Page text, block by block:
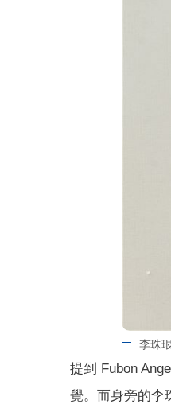
李珠
提到 Fubon
覺。而身旁的李